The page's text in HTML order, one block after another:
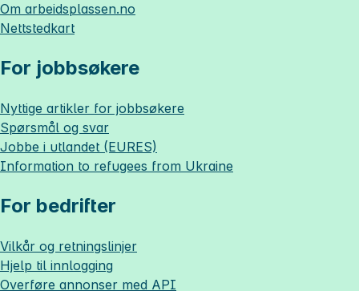
Om arbeidsplassen.no
Nettstedkart
For jobbsøkere
Nyttige artikler for jobbsøkere
Spørsmål og svar
Jobbe i utlandet (EURES)
Information to refugees from Ukraine
For bedrifter
Vilkår og retningslinjer
Hjelp til innlogging
Overføre annonser med API